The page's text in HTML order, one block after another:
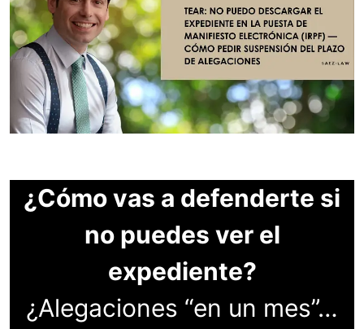
¿Cómo vas a defenderte si
no puedes ver el
expediente?
¿Alegaciones “en un mes”…